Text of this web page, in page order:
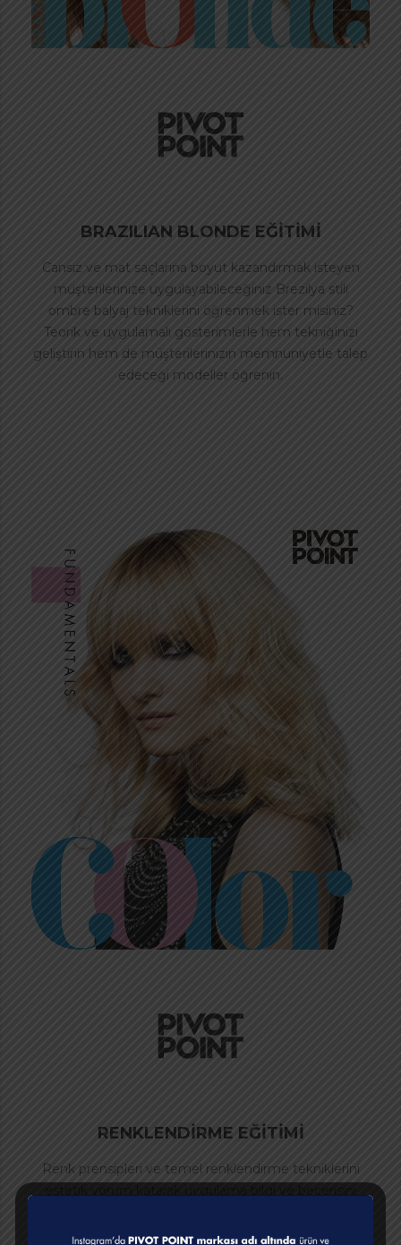
BRAZILIAN BLONDE EĞİTİMİ
Cansız ve mat saçlarına boyut kazandırmak isteyen
müşterilerinize uygulayabileceğiniz Brezilya stili
ombre balyaj tekniklerini öğrenmek ister misiniz?
Teorik ve uygulamalı gösterimlerle hem tekniğinizi
geliştirin hem de müşterilerinizin memnuniyetle talep
edeceği modeller öğrenin.
RENKLENDİRME EĞİTİMİ
Renk prensipleri ve temel renklendirme tekniklerini
Renklendirme ilgili en çok soruları ve trend boyama